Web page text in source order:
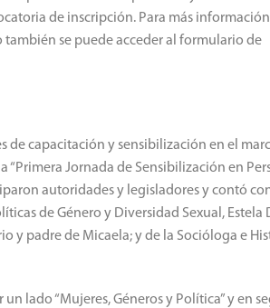
de inscripción. Para más información
también se puede acceder al formulario de
de capacitación y sensibilización en el
“Primera Jornada de Sensibilización en
autoridades y legisladores y contó
de Género y Diversidad Sexual, Estela
y padre de Micaela; y de la Socióloga e
lado “Mujeres, Géneros y Política” y en